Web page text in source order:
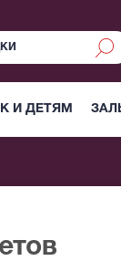
И ДЕТЯМ